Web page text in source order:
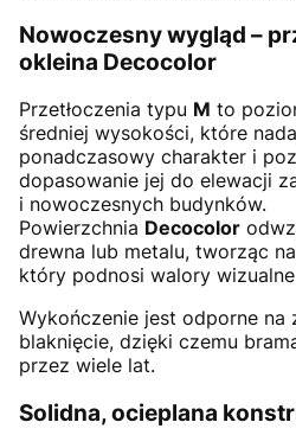
Nowoczesny wygląd –
okleina Decocolor
Przetłoczenia typu M to
średniej wysokości, które
ponadczasowy charakter i
dopasowanie jej do elewacji
i nowoczesnych budynków.
Powierzchnia Decocolor
drewna lub metalu, tworząc
który podnosi walory wizualne
Wykończenie jest odporne na
blaknięcie, dzięki czemu
przez wiele lat.
Solidna, ocieplana